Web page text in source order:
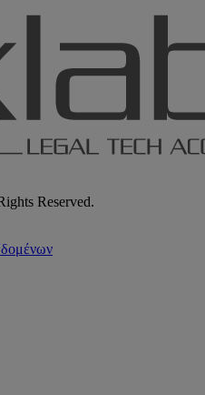
Reserved.